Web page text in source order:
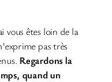
vous êtes loin de la
pas très
Regardons la
quand un